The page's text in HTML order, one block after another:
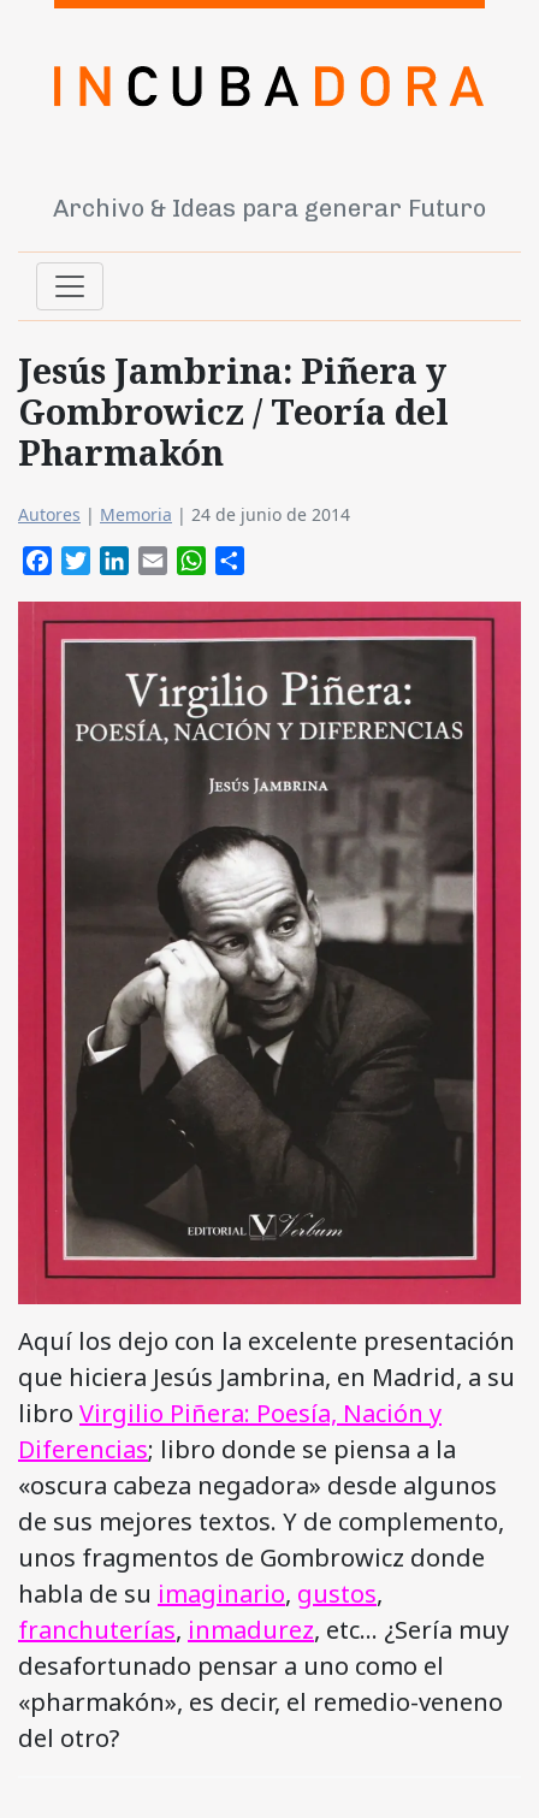
Archivo & Ideas para generar Futuro
Jesús Jambrina: Piñera y
Gombrowicz / Teoría del
Pharmakón
Autores | Memoria | 24 de junio de 2014
FacebookTwitterLinkedIn
Email WhatsApp
Aquí los dejo con la excelente presentación
que hiciera Jesús Jambrina, en Madrid, a su
libro Virgilio Piñera: Poesía, Nación y
Diferencias; libro donde se piensa a la
«oscura cabeza negadora» desde algunos
de sus mejores textos. Y de complemento,
unos fragmentos de Gombrowicz donde
habla de su imaginario, gustos,
franchuterías, inmadurez, etc… ¿Sería muy
desafortunado pensar a uno como el
«pharmakón», es decir, el remedio-veneno
del otro?